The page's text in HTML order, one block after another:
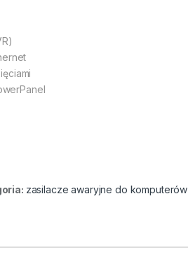
zasilacze awaryjne do komputerów